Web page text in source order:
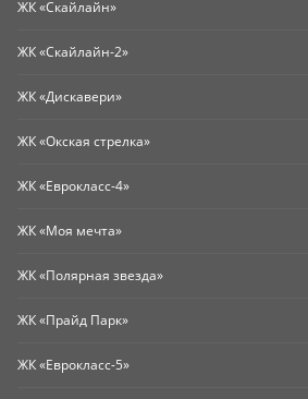
ЖК «Скайлайн»
ЖК «Скайлайн-2»
ЖК «Дискавери»
ЖК «Окская стрелка»
ЖК «Еврокласс-4»
ЖК «Моя мечта»
ЖК «Полярная звезда»
ЖК «Прайд Парк»
ЖК «Еврокласс-5»